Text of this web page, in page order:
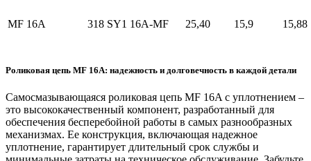
MF 16A 318 SY1 16A-MF 25,40 15,9 15,88
Роликовая цепь MF 16A: надежность и долговечность в каждой детали
Самосмазывающаяся роликовая цепь MF 16A с уплотнением –
это высококачественный компонент, разработанный для
обеспечения бесперебойной работы в самых разнообразных
механизмах. Ее конструкция, включающая надежное
уплотнение, гарантирует длительный срок службы и